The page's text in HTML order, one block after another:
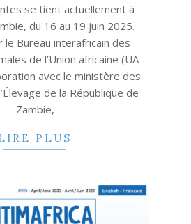
se tient actuellement à
du 16 au 19 juin 2025.
le Bureau interafricain des
de l’Union africaine (UA-
avec le ministère des
de la République de
Zambie,
PLUS